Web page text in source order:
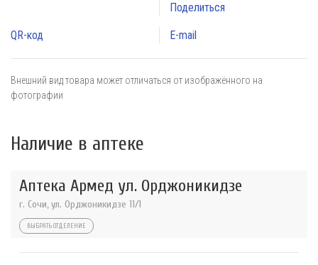
Поделиться
QR-код E-mail
Внешний вид товара может отличаться от изображённого на
фотографии
Наличие в аптеке
Аптека Армед ул. Орджоникидзе
г. Сочи, ул. Орджоникидзе 11/1
ВЫБРАТЬ ОТДЕЛЕНИЕ